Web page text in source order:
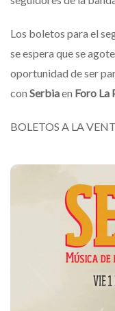
Los boletos para el
se espera que se
oportunidad de ser
con Serbiaen Foro La
BOLETOS A LA